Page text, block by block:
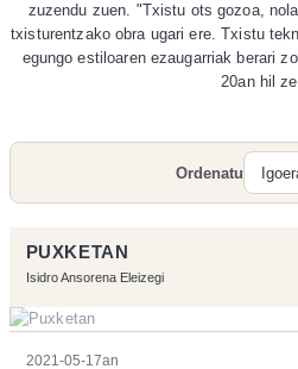
zuzendu zuen. "Txistu ots gozoa,
txisturentzako obra ugari ere. Txistu
egungo estiloaren ezaugarriak berari
20an hil
Ordenatu
PUXKETAN
Isidro Ansorena Eleizegi
2021-05-17an